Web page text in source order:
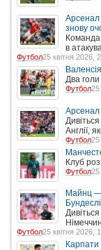
Арсенал
знову
в
Футбол25 квітня 2026,
Два голи
Футбол25
Арсенал
Англії,
Футбол25
Клуб
Футбол25
Майнц —
Футбол25 квітня 2026,
Карпати